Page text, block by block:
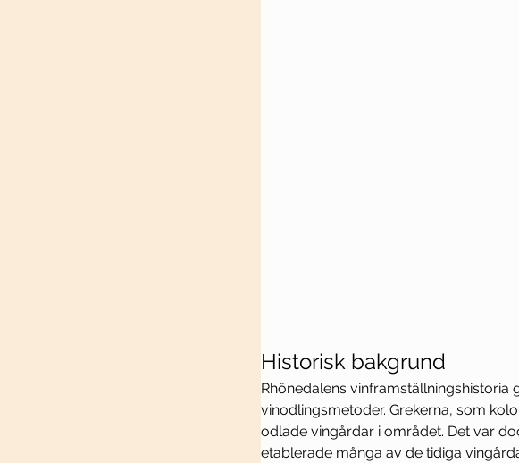
Historisk bakgrund
Rhônedalens vinframställningshistoria
vinodlingsmetoder. Grekerna, som
odlade vingårdar i området. Det var
etablerade många av de tidiga